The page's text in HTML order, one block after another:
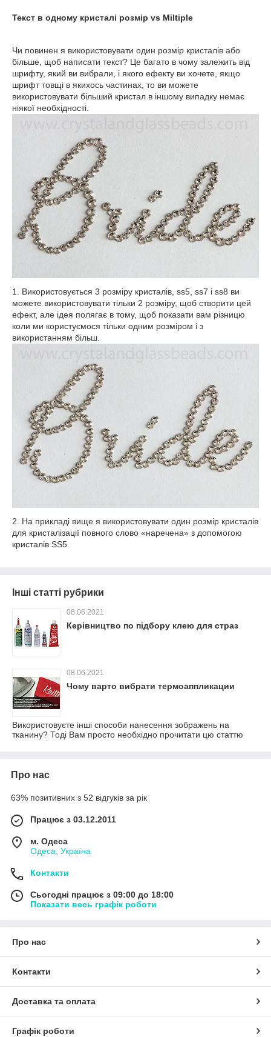
Текст в одному кристалі розмір vs Miltiple
Чи повинен я використовувати один розмір кристалів або
більше, щоб написати текст? Це багато в чому залежить від
шрифту, який ви вибрали, і якого ефекту ви хочете, якщо
шрифт товщі в якихось частинах, то ви можете
використовувати більший кристал в іншому випадку немає
ніякої необхідності.
1. Використовується 3 розміру кристалів, ss5, ss7 і ss8 ви
можете використовувати тільки 2 розміру, щоб створити цей
ефект, але ідея полягає в тому, щоб показати вам різницю
коли ми користуємося тільки одним розміром і з
використанням більш.
2. На прикладі вище я використовувати один розмір кристалів
для кристалізації повного слово «наречена» з допомогою
кристалів SS5.
Інші статті рубрики
08.06.2021
Керівництво по підбору клею для страз
08.06.2021
Чому варто вибрати термоаппликации
Використовуєте інші способи нанесення зображень на
тканину? Тоді Вам просто необхідно прочитати цю статтю
Про нас
63% позитивних з 52 відгуків за рік
Працює з 03.12.2011
м. Одеса
Одеса, Україна
Контакти
Сьогодні працює з 09:00 до 18:00
Показати весь графік роботи
Про нас
Контакти
Доставка та оплата
Графік роботи